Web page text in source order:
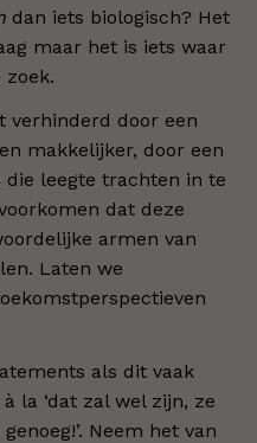
dan iets biologisch? Het
maar het is iets waar
verhinderd door een
makkelijker, door een
leegte trachten in te
dat deze
armen van
Laten we
als dit vaak
la ‘dat zal wel zijn, ze
Neem het van